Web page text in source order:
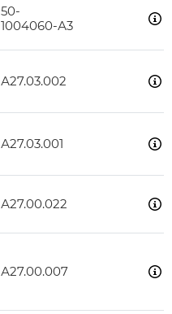
50-
1004060-А3
А27.03.002
А27.03.001
А27.00.022
А27.00.007